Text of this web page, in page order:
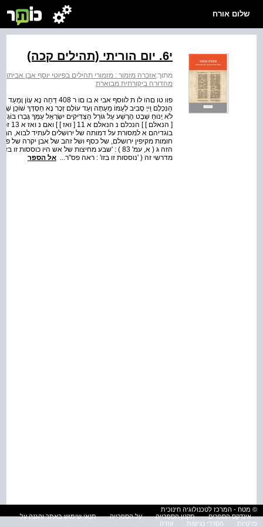
שלום אורח
י6. יום הוריתי (תהילים קכה)
מתוך:אזכרה מזמור : מזמורי תהילים בפיוטי יוסף אבן אביתור
מהדורה ביקורתית מבוארת
חומות מקיפין ירושלם, של כסף ושל זהב של אבן יקרה של
הזה ג ( א, עמ' 83 ) : 'שבע מחיצות של אש היו
מדרשי זה ( 'נוססות זו בזו' : ראה פס"ר... אל הספר
© מטח - המרכז לטכנולוגיה חינוכית
אינדקס הספרים
תקנון הספרייה על הספרייה
תנאי שימוש באתר והגנה על
פרטיות
הסדרי נגישות עזרה